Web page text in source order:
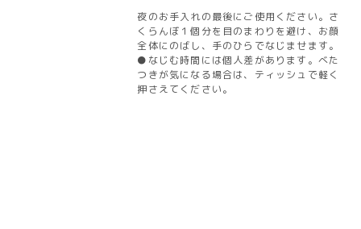
夜のお手入れの最後にご使用ください。さ
くらんぼ１個分を目のまわりを避け、お顔
全体にのばし、手のひらでなじませます。
●なじむ時間には個人差があります。べた
つきが気になる場合は、ティッシュで軽く
押さえてください。